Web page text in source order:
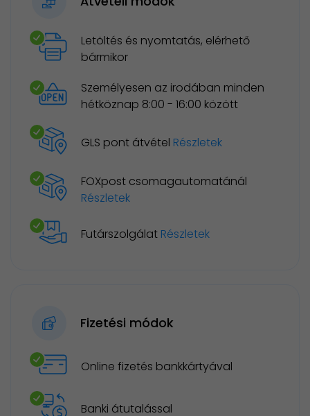
Letöltés és nyomtatás, elérhető
bármikor
Személyesen az irodában minden
hétköznap 8:00 - 16:00 között
GLS pont átvétel Részletek
FOXpost csomagautomatánál
Részletek
Futárszolgálat Részletek
Fizetési módok
Online fizetés bankkártyával
Banki átutalással